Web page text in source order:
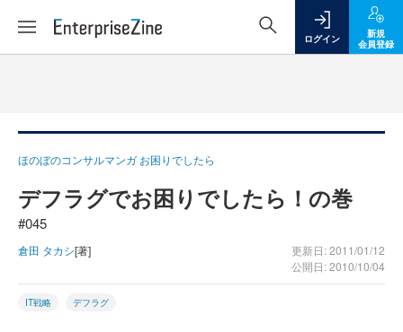
ログイン
新規
会員登録
ほのぼのコンサルマンガ お困りでしたら
デフラグでお困りでしたら！の巻
#045
倉田 タカシ[著]
更新日: 2011/01/12
公開日: 2010/10/04
IT戦略 デフラグ